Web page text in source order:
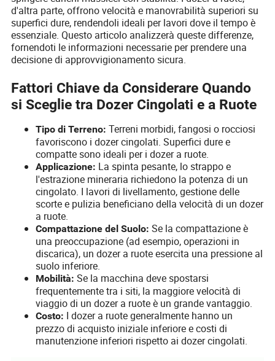
d'altra parte, offrono velocità e manovrabilità superiori su
superfici dure, rendendoli ideali per lavori dove il tempo è
essenziale. Questo articolo analizzerà queste differenze,
fornendoti le informazioni necessarie per prendere una
decisione di approvvigionamento sicura.
Fattori Chiave da Considerare Quando
si Sceglie tra Dozer Cingolati e a Ruote
Tipo di Terreno: Terreni morbidi, fangosi o rocciosi
favoriscono i dozer cingolati. Superfici dure e
compatte sono ideali per i dozer a ruote.
Applicazione: La spinta pesante, lo strappo e
l'estrazione mineraria richiedono la potenza di un
cingolato. I lavori di livellamento, gestione delle
scorte e pulizia beneficiano della velocità di un dozer
a ruote.
Compattazione del Suolo: Se la compattazione è
una preoccupazione (ad esempio, operazioni in
discarica), un dozer a ruote esercita una pressione al
suolo inferiore.
Mobilità: Se la macchina deve spostarsi
frequentemente tra i siti, la maggiore velocità di
viaggio di un dozer a ruote è un grande vantaggio.
Costo: I dozer a ruote generalmente hanno un
prezzo di acquisto iniziale inferiore e costi di
manutenzione inferiori rispetto ai dozer cingolati.